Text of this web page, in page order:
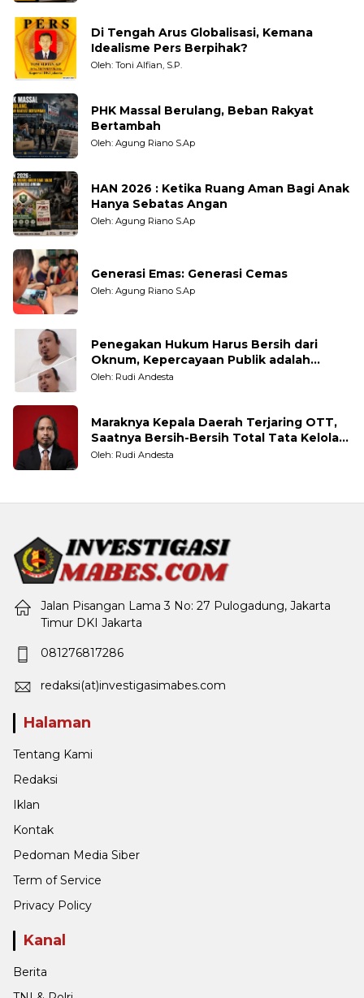
Di Tengah Arus Globalisasi, Kemana
Idealisme Pers Berpihak?
Oleh: Toni Alfian, S.P.
PHK Massal Berulang, Beban Rakyat
Bertambah
Oleh: Agung Riano S.Ap
HAN 2026 : Ketika Ruang Aman Bagi Anak
Hanya Sebatas Angan
Oleh: Agung Riano S.Ap
Generasi Emas: Generasi Cemas
Oleh: Agung Riano S.Ap
Penegakan Hukum Harus Bersih dari
Oknum, Kepercayaan Publik adalah
Taruhannya
Oleh: Rudi Andesta
Maraknya Kepala Daerah Terjaring OTT,
Saatnya Bersih-Bersih Total Tata Kelola
Pemerintahan
Oleh: Rudi Andesta
Jalan Pisangan Lama 3 No: 27 Pulogadung, Jakarta
Timur DKI Jakarta
081276817286
redaksi(at)investigasimabes.com
Halaman
Tentang Kami
Redaksi
Iklan
Kontak
Pedoman Media Siber
Term of Service
Privacy Policy
Kanal
Berita